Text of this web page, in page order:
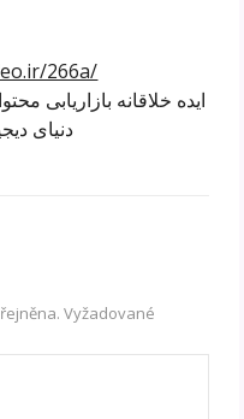
266a/
ایده خلاقانه بازاریابی
دنیای
Vyžadované